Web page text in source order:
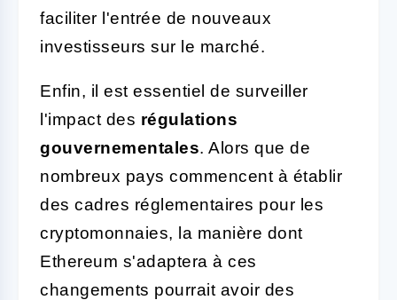
faciliter l'entrée de nouveaux
investisseurs sur le marché.
Enfin, il est essentiel de surveiller
l'impact des régulations
gouvernementales. Alors que de
nombreux pays commencent à établir
des cadres réglementaires pour les
cryptomonnaies, la manière dont
Ethereum s'adaptera à ces
changements pourrait avoir des